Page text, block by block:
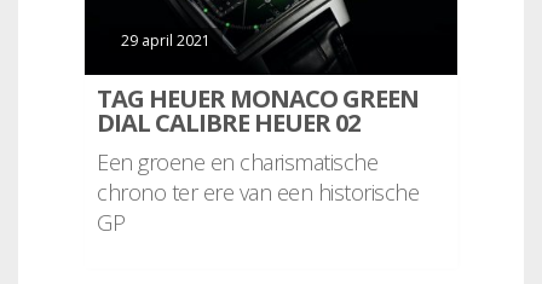
29 april 2021
TAG HEUER MONACO GREEN
DIAL CALIBRE HEUER 02
Een groene en charismatische
chrono ter ere van een historische
GP